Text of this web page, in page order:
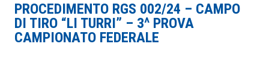
PROCEDIMENTO RGS 002/24 – CAMPO
DI TIRO “LI TURRI” – 3^ PROVA
CAMPIONATO FEDERALE